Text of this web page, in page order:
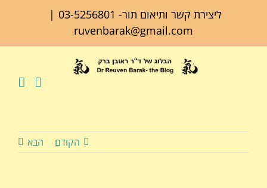
ליצירת קשר ותיאום תור- 03-5256801
|
ruvenbarak@gmail.com
הקודם הבא